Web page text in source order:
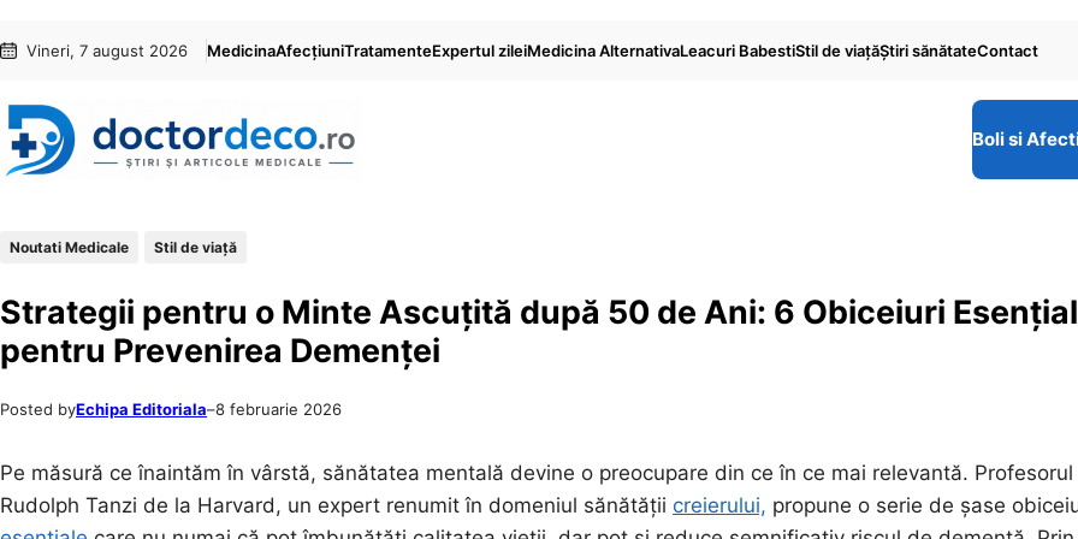
conținut
content
Vineri, 7 august 2026 MedicinaAfecțiuniTratamenteExpertul zileiMedicina AlternativaLeacuri BabestiStil de viaţăŞtiri sănătateContact
Boli si
Noutati Medicale Stil de viaţă
Strategii pentru o Minte Ascuțită după 50 de Ani: 6 Obiceiuri
pentru Prevenirea Demenței
Posted byEchipa Editoriala–8 februarie 2026
Pe măsură ce înaintăm în vârstă, sănătatea mentală devine o preocupare din ce în ce mai relevantă. Profesorul
Rudolph Tanzi de la Harvard, un expert renumit în domeniul sănătății creierului, propune o serie de șase